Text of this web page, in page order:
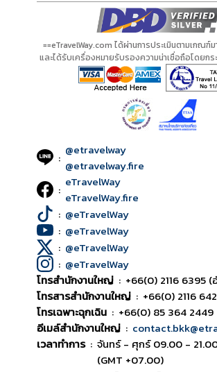
==eTravelWay.com ได้ผ่านการประเมินตามเกณ
และได้รับเครื่องหมายรับรองความน่าเชื่อถือโดยก
: @etravelway
@etravelway.fire
: eTravelWay
eTravelWay.fire
: @eTravelWay
: @eTravelWay
: @eTravelWay
: @eTravelWay
โทรสำนักงานใหญ่ : +66(0) 2116 6395
โทรสารสำนักงานใหญ่ : +66(0) 2116
โทรเฉพาะฉุกเฉิน : +66(0) 85 364 2449
อีเมล์สำนักงานใหญ่ :
เวลาทำการ : จันทร์ - ศุกร์ 09.00 -
(GMT +07.00)